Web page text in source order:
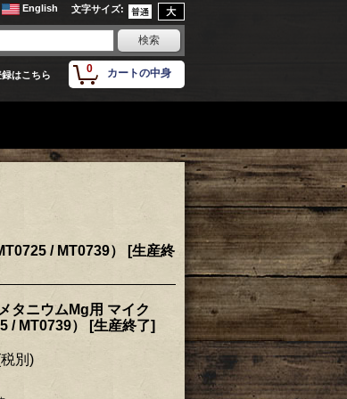
文字サイズ:
English
0 カートの中身
はこちら
/ MT0739） [生産終
タニウムMg用 マイク
/ MT0739） [生産終了]
別)